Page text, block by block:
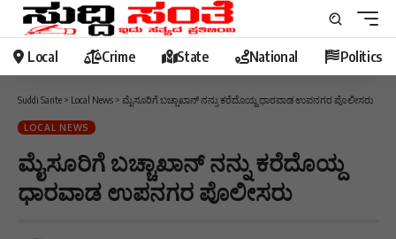
Local Crime State National Politics
Suddi Sante > Local News > ಮೈಸೂರಿಗೆ ಬಚ್ಚಾಖಾನ್ ನನ್ನು ಕರೆದೊಯ್ದ ಧಾರವಾಡ ಉಪನಗರ ಪೊಲೀಸರು
LOCAL NEWS
ಮೈಸೂರಿಗೆ ಬಚ್ಚಾಖಾನ್ ನನ್ನು ಕರೆದೊಯ್ದ
ಧಾರವಾಡ ಉಪನಗರ ಪೊಲೀಸರು